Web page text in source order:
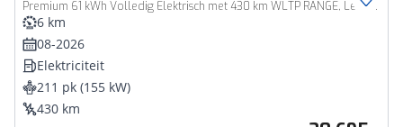
Premium 61 kWh Volledig Elektrisch met 430 km WLTP RANGE, Lederen bekleding en Stoelverwarming Nog 1 leverbaar uit voorraad met dit prijsvoordeel a € 3.000,=
6 km
08-2026
Elektriciteit
211 pk (155 kW)
430 km